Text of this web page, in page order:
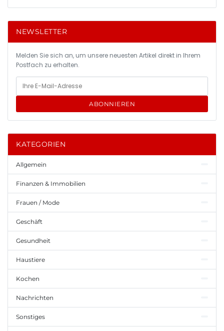
NEWSLETTER
Melden Sie sich an, um unsere neuesten Artikel direkt in Ihrem
Postfach zu erhalten.
ABONNIEREN
KATEGORIEN
Allgemein
Finanzen & Immobilien
Frauen / Mode
Geschäft
Gesundheit
Haustiere
Kochen
Nachrichten
Sonstiges